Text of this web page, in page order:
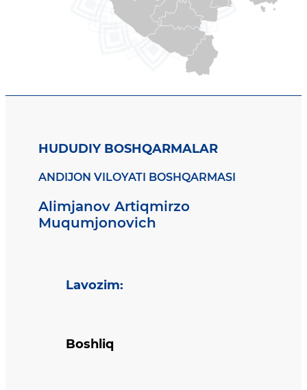
HUDUDIY BOSHQARMALAR
ANDIJON VILOYATI BOSHQARMASI
Alimjanov Artiqmirzo
Muqumjonovich
Lavozim:
Boshliq